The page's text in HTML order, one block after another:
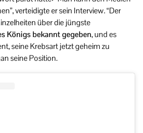
verteidigte er sein Interview. “Der
über die jüngste
Königs bekannt gegeben, und es
seine Krebsart jetzt geheim zu
seine Position.